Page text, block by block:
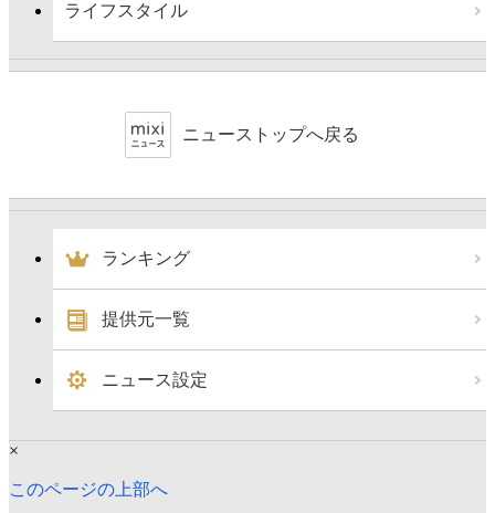
ライフスタイル
ニューストップへ戻る
ランキング
提供元一覧
ニュース設定
×
このページの上部へ